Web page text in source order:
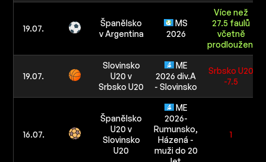
19.07.
Španělsko
v Argentina
MS
2026
Více než
27.5 faulů
včetně
prodloužení
19.07.
Slovinsko
U20 v
Srbsko U20
ME
2026 div.A
- Slovinsko
Srbsko U20
-7.5
16.07.
Španělsko
U20 v
Slovinsko
U20
ME
2026-
Rumunsko,
Házená -
muži do 20
1